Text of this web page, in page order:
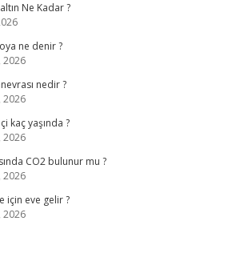
Ne Kadar ?
ne denir ?
2026
nedir ?
2026
kaç yaşında ?
2026
CO2 bulunur mu ?
2026
için eve gelir ?
2026